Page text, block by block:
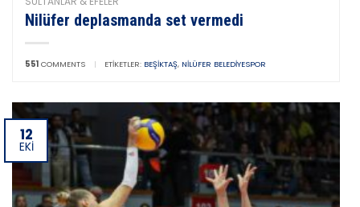
Nilüfer deplasmanda set vermedi
551 COMMENTS | ETIKETLER: BEŞIKTAŞ, NILÜFER BELEDIYESPOR
12
EKI